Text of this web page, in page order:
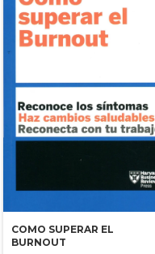
COMO SUPERAR EL
BURNOUT